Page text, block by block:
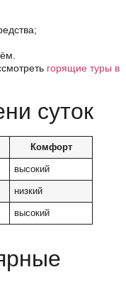
горящие туры в
суток
Комфорт
высокий
низкий
высокий